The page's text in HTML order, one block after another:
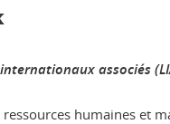
associés
humaines